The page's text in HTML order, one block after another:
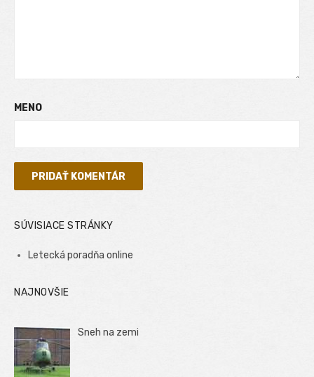
MENO
SÚVISIACE STRÁNKY
Letecká poradňa online
NAJNOVŠIE
Sneh na zemi